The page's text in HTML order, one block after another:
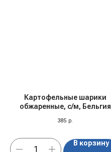
Картофельные шарики
обжаренные, с/м, Бельгия
385 р.
В корзину